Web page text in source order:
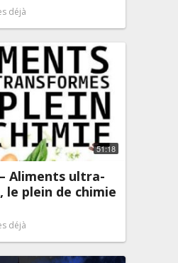
déjà
51:18
Aliments ultra-
plein de chimie
déjà